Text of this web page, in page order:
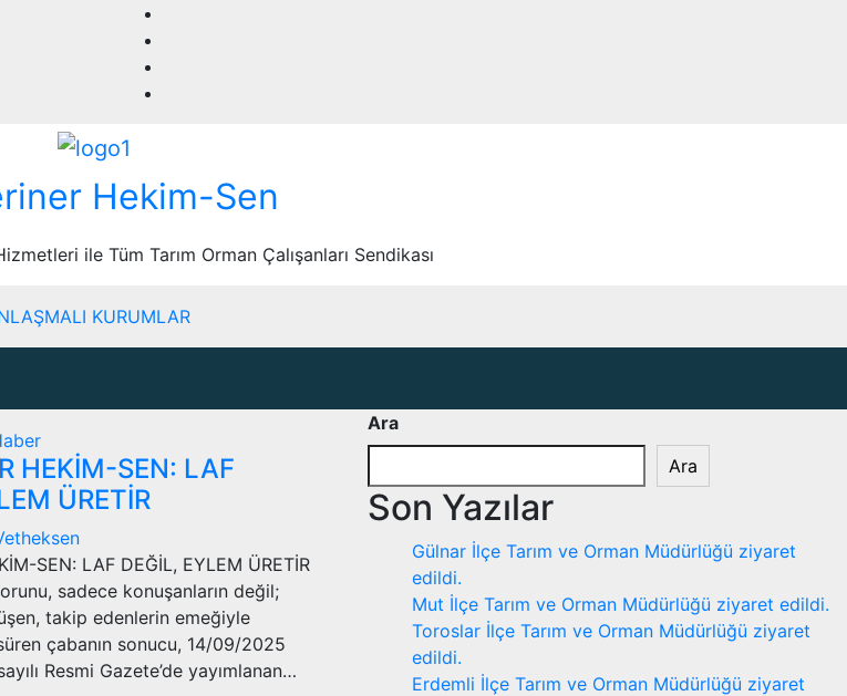
Hekim-Sen
ile Tüm Tarım Orman Çalışanları Sendikası
KURUMLAR
HEKİM-SEN: LAF
ÜRETİR
SEN: LAF DEĞİL, EYLEM ÜRETİR
sadece konuşanların değil;
takip edenlerin emeğiyle
çabanın sonucu, 14/09/2025
Resmi Gazete’de yayımlanan…
Ara
Ara
Son Yazılar
Gülnar İlçe Tarım ve Orman Müdürlüğü ziyaret
edildi.
Mut İlçe Tarım ve Orman Müdürlüğü ziyaret edildi.
Toroslar İlçe Tarım ve Orman Müdürlüğü ziyaret
edildi.
Erdemli İlçe Tarım ve Orman Müdürlüğü ziyaret